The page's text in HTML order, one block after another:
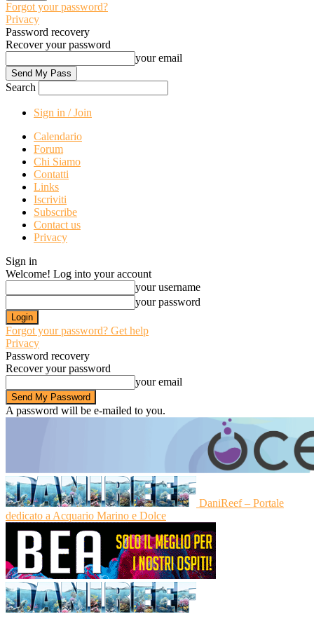
Forgot your password?
Privacy
Password recovery
Recover your password
your email
Search
Sign in / Join
Calendario
Forum
Chi Siamo
Contatti
Links
Iscriviti
Subscribe
Contact us
Privacy
Sign in
Welcome! Log into your account
your username
your password
Forgot your password? Get help
Privacy
Password recovery
Recover your password
your email
A password will be e-mailed to you.
DaniReef – Portale
dedicato a Acquario Marino e Dolce